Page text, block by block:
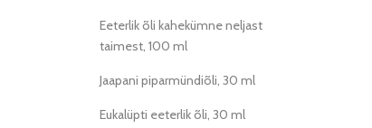
Eeterlik õli kahekümne neljast
taimest, 100 ml
Jaapani piparmündiõli, 30 ml
Eukalüpti eeterlik õli, 30 ml